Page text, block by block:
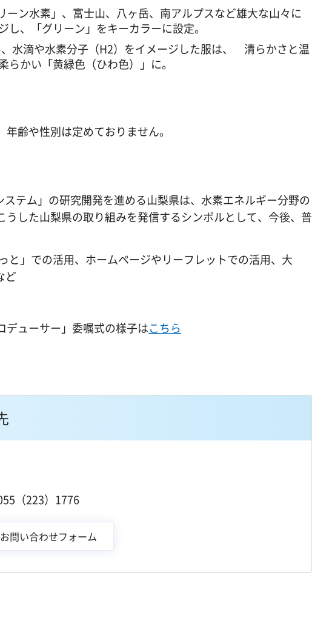
ン水素」、富士山、八ヶ岳、南アルプスなど雄大な山々に
、「グリーン」をキーカラーに設定。
水滴や水素分子（H2）をイメージした服は、 清らかさと温
かい「黄緑色（ひわ色）」に。
齢や性別は定めておりません。
テム」の研究開発を進める山梨県は、水素エネルギー分野の
した山梨県の取り組みを発信するシンボルとして、今後、普
」での活用、ホームページやリーフレットでの活用、大
ど
ューサー」委嘱式の様子はこちら
（223）1776